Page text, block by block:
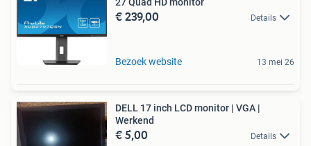
€ 239,00 Details
Bezoek website 13 mei 26
DELL 17 inch LCD monitor | VGA |
Werkend
€ 5,00 Details